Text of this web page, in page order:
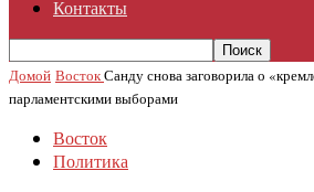
Контакты
Домой ВостокСанду снова заговорила о
парламентскими выборами
Восток
Политика